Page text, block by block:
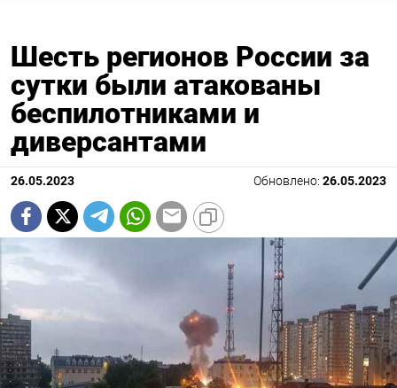
Шесть регионов России за
сутки были атакованы
беспилотниками и
диверсантами
26.05.2023 Обновлено: 26.05.2023